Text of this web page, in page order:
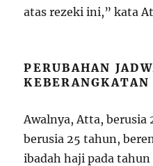
atas rezeki ini,” kata
PERUBAHAN
KEBERANGKATAN
Awalnya, Atta, berusia
berusia 25 tahun,
ibadah haji pada